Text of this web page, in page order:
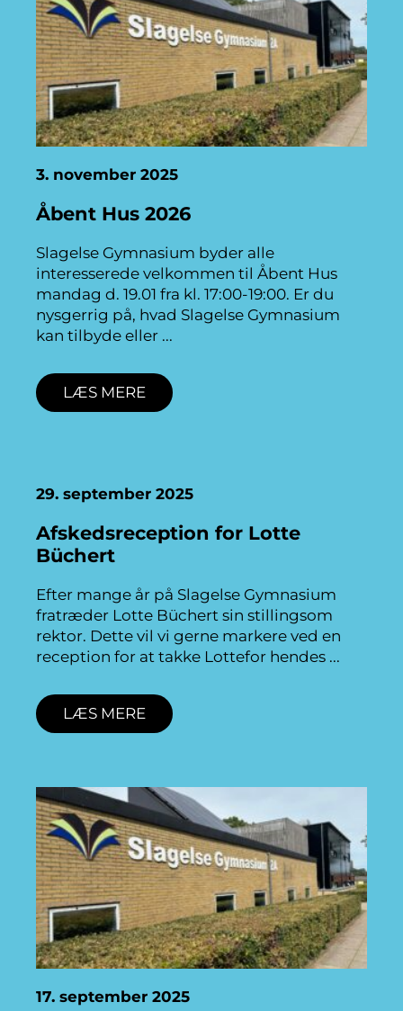
Åbent Hus 2026
3. november 2025
Slagelse Gymnasium byder alle
interesserede velkommen til Åbent Hus
mandag d. 19.01 fra kl. 17:00-19:00. Er du
nysgerrig på, hvad Slagelse Gymnasium
kan tilbyde eller
LÆS MERE
Afskedsreception for Lotte
Büchert
29. september 2025
Efter mange år på Slagelse Gymnasium
fratræder Lotte Büchert sin stillingsom
rektor. Dette vil vi gerne markere ved en
reception for at takke Lottefor hendes
LÆS MERE
17. september 2025